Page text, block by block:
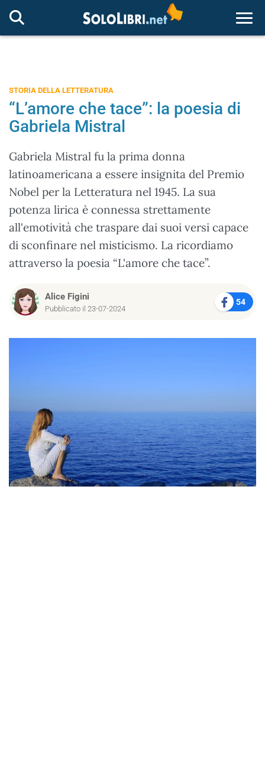
STORIA DELLA LETTERATURA
“L’amore che tace”: la poesia di
Gabriela Mistral
Gabriela Mistral fu la prima donna
latinoamericana a essere insignita del Premio
Nobel per la Letteratura nel 1945. La sua
potenza lirica è connessa strettamente
all'emotività che traspare dai suoi versi capace
di sconfinare nel misticismo. La ricordiamo
attraverso la poesia “L'amore che tace”.
Alice Figini
Pubblicato il 23-07-2024
54